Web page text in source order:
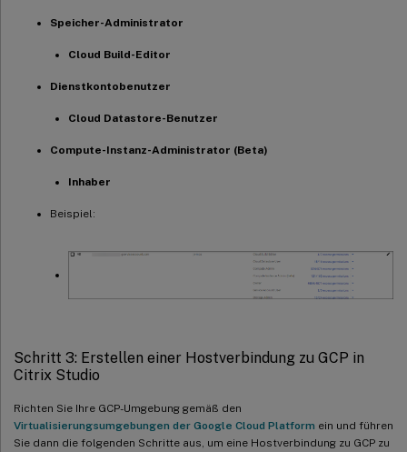
Speicher-Administrator
Cloud Build-Editor
Dienstkontobenutzer
Cloud Datastore-Benutzer
Compute-Instanz-Administrator (Beta)
Inhaber
Beispiel:
Schritt 3: Erstellen einer Hostverbindung zu GCP in
Citrix Studio
Richten Sie Ihre GCP-Umgebung gemäß den
Virtualisierungsumgebungen der Google Cloud Platform ein und führen
Sie dann die folgenden Schritte aus, um eine Hostverbindung zu GCP zu